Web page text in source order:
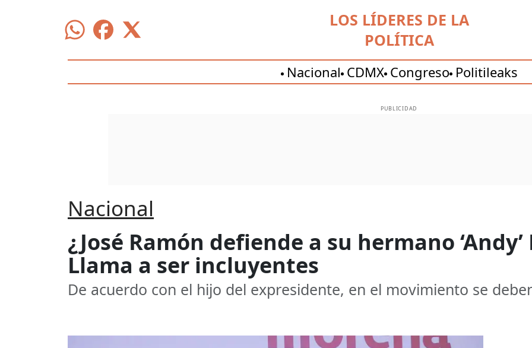
LOS LÍDERES DE LA
POLÍTICA
Nacional CDMX Congreso Politileaks
PUBLICIDAD
Nacional
¿José Ramón defiende a su hermano
Llama a ser incluyentes
De acuerdo con el hijo del expresidente, en el movimiento se